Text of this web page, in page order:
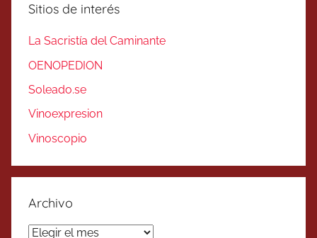
Sitios de interés
La Sacristía del Caminante
OENOPEDION
Soleado.se
Vinoexpresion
Vinoscopio
Archivo
Archivo